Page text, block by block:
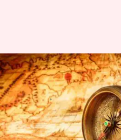
आज का इतिहास:
को? जानें इतिहास
लेखन मोना दीक्षित May 23, 2019 07:15
क्या है खबर?